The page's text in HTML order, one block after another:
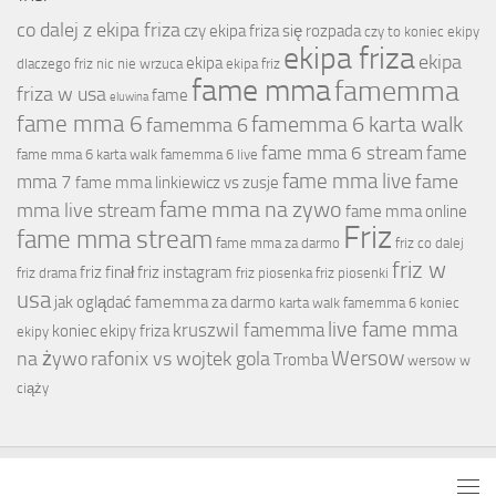
co dalej z ekipa friza czy ekipa friza się rozpada czy to koniec ekipy
dlaczego friz nic nie wrzuca ekipa ekipa friz ekipa frizaekipa
friza w usa eluwina fame fame mmafamemma
fame mma 6famemma 6famemma 6 karta walk
fame mma 6 karta walk famemma 6 live fame mma 6 stream fame
mma 7 fame mma linkiewicz vs zusje fame mma livefame
mma live streamfame mma na zywo fame mma online
fame mma stream fame mma za darmo Friz friz co dalej
friz drama friz finałfriz instagram friz piosenka friz piosenki friz w
usa jak oglądać famemma za darmo karta walk famemma 6 koniec
ekipy koniec ekipy friza kruszwil famemma live fame mma
na żyworafonix vs wojtek golaTrombaWersow wersow w
ciąży